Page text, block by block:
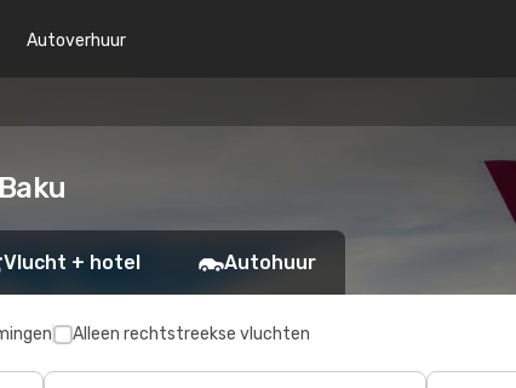
Autoverhuur
Vlucht + hotel Autohuur
Alleen rechtstreekse vluchten